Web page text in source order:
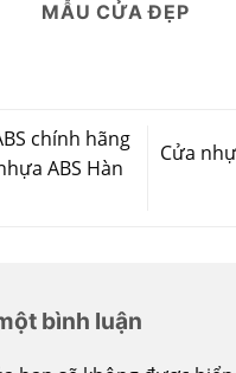
MẪU CỬA ĐẸP
chính hãng
ABS Hàn
Cửa
bình luận